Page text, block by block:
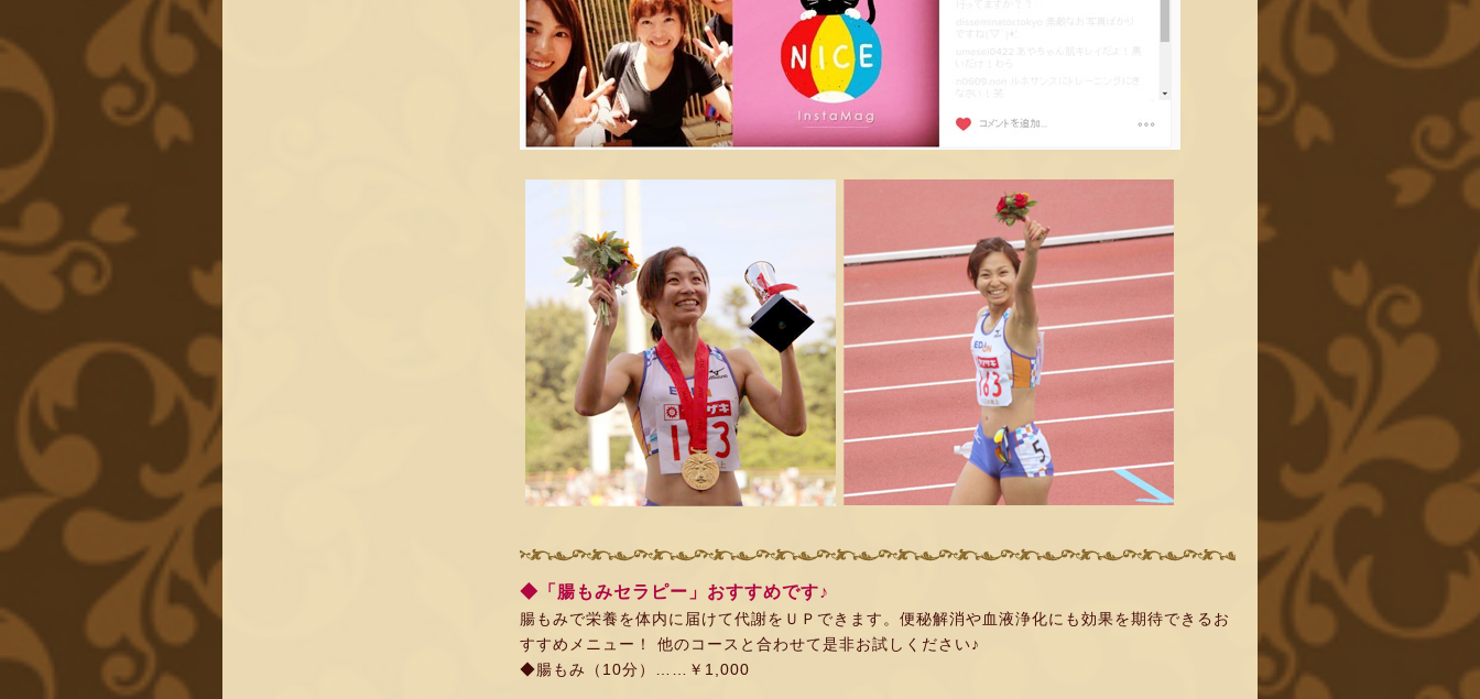
◆「腸もみセラピー」おすすめです♪
腸もみで栄養を体内に届けて代謝をＵＰできます。便秘解消や血液浄化にも効果を期待できるお
すすめメニュー！ 他のコースと合わせて是非お試しください♪
◆腸もみ（10分）……￥1,000